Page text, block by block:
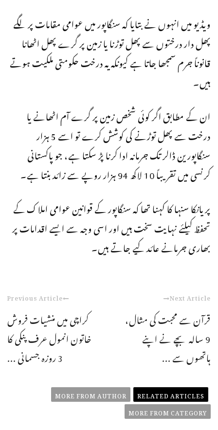
ویڈیو میں انہوں نے بتایا کہ سنگاپور میں عوامی مقامات پر لگے
پھل دار درختوں سے پھل توڑنا یا زمین پر گرے پھل اٹھانا
قانوناً جرم سمجھا جاتا ہے کیونکہ یہ درخت حکومتی ملکیت ہوتے
ہیں۔
ان کے مطابق اگر کوئی شخص زمین پر گرے آم اٹھانے یا
درخت سے پھل توڑنے کی کوشش کرے تو اسے 5 ہزار
سنگاپورین ڈالر تک جرمانہ ادا کرنا پڑ سکتا ہے، جو پاکستانی
کرنسی میں تقریباً 10 لاکھ 94 ہزار روپے سے زائد بنتا ہے۔
پریانکا سنہا کا کہنا تھا کہ سنگاپور کے قوانین عوامی املاک کے
تحفظ کیلئے نہایت سخت ہیں اور اسی وجہ سے ایسے اقدامات پر
بھاری جرمانے عائد کیے جاتے ہیں۔
Previous Article
کراچی میں منشیات فروش
خاتون انمول عرف پنکی کا
3 روزہ جسمانی ...
Next Article
قرآن سے محبت کی مثال،
9 سالہ بچے نے اپنے
ہاتھوں سے ...
RELATED ARTICLES
MORE FROM AUTHOR
MORE FROM CATEGORY